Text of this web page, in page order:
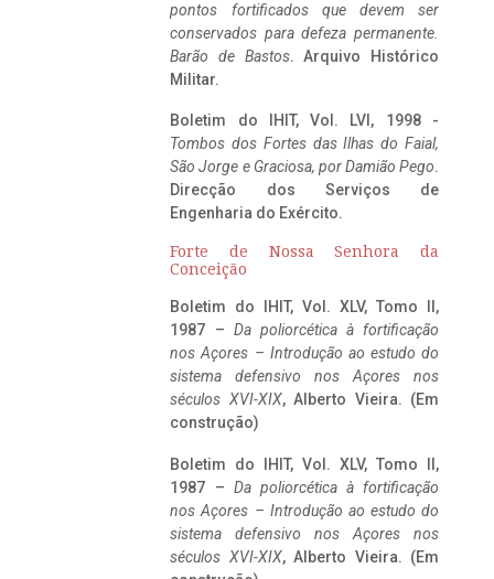
pontos fortificados que devem ser
conservados para defeza permanente.
Barão de Bastos. Arquivo Histórico
Militar.
Boletim do IHIT, Vol. LVI, 1998 -
Tombos dos Fortes das Ilhas do Faial,
São Jorge e Graciosa, por Damião Pego.
Direcção dos Serviços de
Engenharia do Exército.
Forte de Nossa Senhora da
Conceição
Boletim do IHIT, Vol. XLV, Tomo II,
1987 – Da poliorcética à fortificação
nos Açores – Introdução ao estudo do
sistema defensivo nos Açores nos
séculos XVI-XIX, Alberto Vieira. (Em
construção)
Boletim do IHIT, Vol. XLV, Tomo II,
1987 – Da poliorcética à fortificação
nos Açores – Introdução ao estudo do
sistema defensivo nos Açores nos
séculos XVI-XIX, Alberto Vieira. (Em